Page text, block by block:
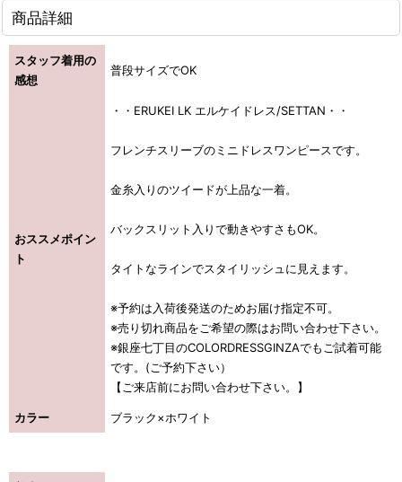
商品詳細
スタッフ着用の
感想
普段サイズでOK
おススメポイン
ト
・・ERUKEI LK エルケイドレス/SETTAN・・
フレンチスリーブのミニドレスワンピースです。
金糸入りのツイードが上品な一着。
バックスリット入りで動きやすさもOK。
タイトなラインでスタイリッシュに見えます。
※予約は入荷後発送のためお届け指定不可。
※売り切れ商品をご希望の際はお問い合わせ下さい。
※銀座七丁目のCOLORDRESSGINZAでもご試着可能
です。(ご予約下さい）
【ご来店前にお問い合わせ下さい。】
カラー ブラック×ホワイト